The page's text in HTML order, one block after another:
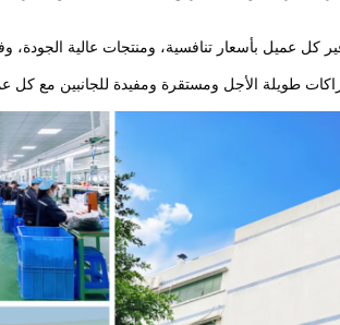
كل عميل بأسعار تنافسية، ومنتجات عالية الجودة،
طويلة الأجل ومستقرة ومفيدة للجانبين مع كل